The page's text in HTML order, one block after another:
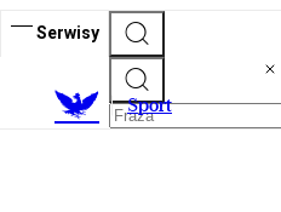
Serwisy
Sport